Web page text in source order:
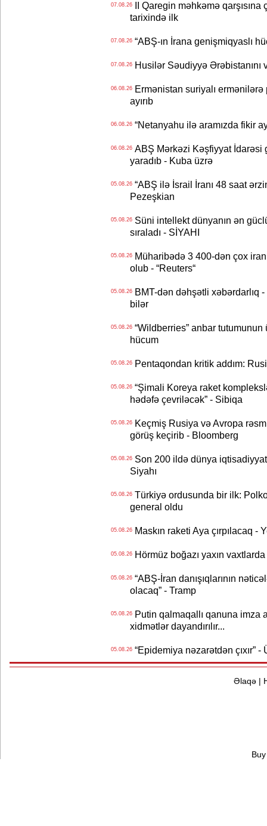
07.08.26II Qaregin məhkəmə qarşısına
tarixində ilk
07.08.26“ABŞ-ın İrana genişmiqyaslı
07.08.26Husilər Səudiyyə Ərəbistanını
06.08.26Ermənistan suriyalı ermənilərə
ayırıb
06.08.26“Netanyahu ilə aramızda fikir
06.08.26ABŞ Mərkəzi Kəşfiyyat İdarəsi
yaradıb - Kuba üzrə
05.08.26“ABŞ ilə İsrail İranı 48 saat
Pezeşkian
05.08.26Süni intellekt dünyanın ən
sıraladı - SİYAHI
05.08.26Müharibədə 3 400-dən çox
olub - “Reuters“
05.08.26BMT-dən dəhşətli xəbərdarlıq
bilər
05.08.26“Wildberries” anbar tutumunun
hücum
05.08.26Pentaqondan kritik addım:
05.08.26“Şimali Koreya raket
hədəfə çevriləcək” - Sibiqa
05.08.26Keçmiş Rusiya və Avropa
görüş keçirib - Bloomberg
05.08.26Son 200 ildə dünya
Siyahı
05.08.26Türkiyə ordusunda bir ilk:
general oldu
05.08.26Maskın raketi Aya çırpılacaq -
05.08.26Hörmüz boğazı yaxın
05.08.26“ABŞ-İran danışıqlarının
olacaq” - Tramp
05.08.26Putin qalmaqallı qanuna imza
xidmətlər dayandırılır...
05.08.26“Epidemiya nəzarətdən çıxır” -
Əlaqə|